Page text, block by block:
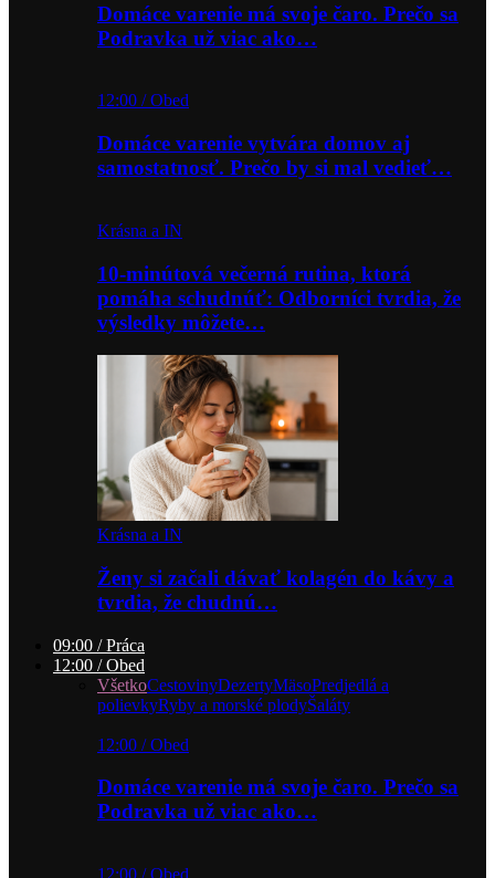
Domáce varenie má svoje čaro. Prečo sa
Podravka už viac ako…
12:00 / Obed
Domáce varenie vytvára domov aj
samostatnosť. Prečo by si mal vedieť…
Krásna a IN
10-minútová večerná rutina, ktorá
pomáha schudnúť: Odborníci tvrdia, že
výsledky môžete…
Krásna a IN
Ženy si začali dávať kolagén do kávy a
tvrdia, že chudnú…
09:00 / Práca
12:00 / Obed
VšetkoCestovinyDezertyMäsoPredjedlá a
polievkyRyby a morské plodyŠaláty
12:00 / Obed
Domáce varenie má svoje čaro. Prečo sa
Podravka už viac ako…